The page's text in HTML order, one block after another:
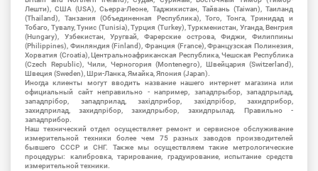
Лешти), США (USA), Сьерра-Леоне, Таджикистан, Тайвань (Taiwan), Таиланд
(Thailand), Танзания (Объединенная Республика), Того, Тонга, Тринидад и
Тобаго, Тувалу, Тунис (Tunisia), Турция (Turkey), Туркменистан, Уганда, Венгрия
(Hungary), Узбекистан, Уругвай, Фарерские острова, Фиджи, Филиппины
(Philippines), Финляндия (Finland), Франция (France), Французская Полинезия,
Хорватия (Croatia), Центральноафриканская Республика, Чешская Республика
(Czech Republic), Чили, Черногория (Montenegro), Швейцария (Switzerland),
Швеция (Sweden), Шри-Ланка, Ямайка, Япония (Japan).
Иногда клиенты могут вводить название нашего интернет магазина или
официальный сайт неправильно - например, западпрыбор, западпрылад,
западпрібор, западприлад, західприбор, західпрібор, захидприбор,
захидприлад, захидпрібор, захидпрыбор, захидпрылад. Правильно -
западприбор.
Наш технический отдел осуществляет ремонт и сервисное обслуживание
измерительной техники более чем 75 разных заводов производителей
бывшего СССР и СНГ. Также мы осуществляем такие метрологические
процедуры: калибровка, тарирование, градуирование, испытание средств
измерительной техники.